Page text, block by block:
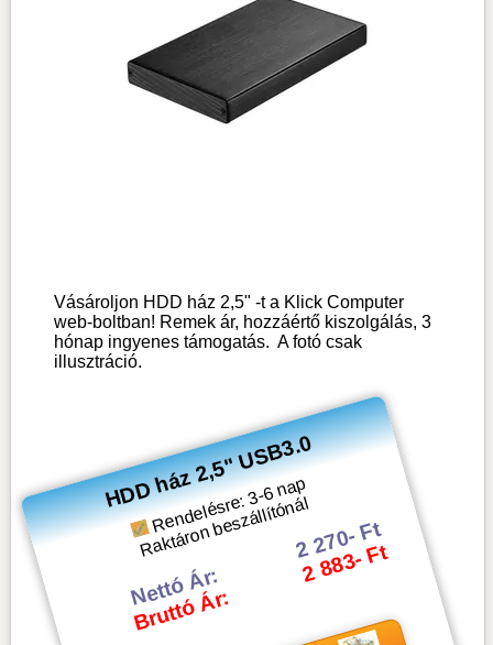
Vásároljon HDD ház 2,5" -t a Klick Computer
web-boltban! Remek ár, hozzáértő kiszolgálás, 3
hónap ingyenes támogatás. A fotó csak
illusztráció.
HDD ház 2,5" USB3.0
Rendelésre: 3-6 nap
Raktáron beszállítónál
Nettó Ár:
Bruttó Ár:
2 270- Ft
2 883- Ft